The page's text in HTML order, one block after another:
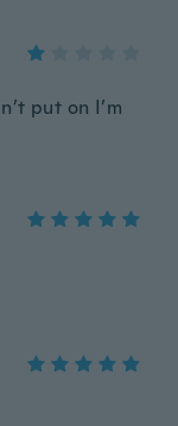
put on I’m